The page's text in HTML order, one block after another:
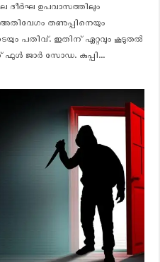
ദീർഘ ഉപവാസത്തിലും
തണുപ്പിനെയും
പതിവ്. ഇതിന് ഏറ്റവും കൂടുതൽ
ഫുൾ ജാർ സോഡ. കുപ്പി...